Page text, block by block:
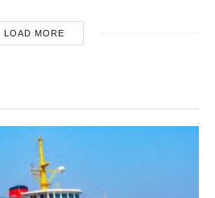
LOAD MORE